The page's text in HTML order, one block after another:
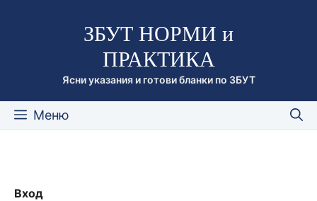
съдържаниетоЗБУТ НОРМИ и
ПРАКТИКА
Ясни указания и готови бланки по ЗБУТ
Меню
Вход